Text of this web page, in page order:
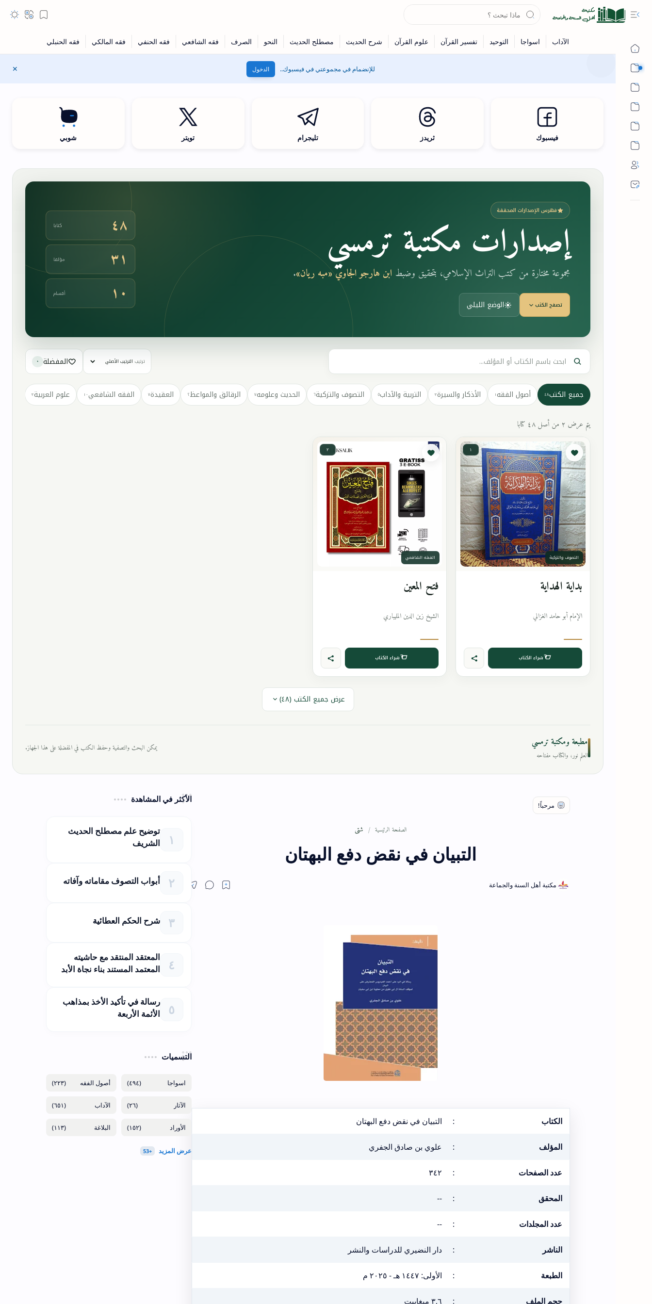
للإنضمام في مجموعتي في فيسبوك.. الدخول
فيسبوك ثريدز تليجرام تويتر شوبي
فهرس الإصدارات المحققة
إصدارات مكتبة ترمسي
مجموعة مختارة من كتب التراث الإسلامي، بتحقيق وضبط ابن هارجو الجاوي «مبه ريان».
تصفح الكتب الوضع الليلي
٤٨ كتابا
٣١ مؤلفا
١٠ أقسام
ترتيب المفضلة ٠
جميع الكتب٤٨ أصول الفقه١ الأذكار والسيرة٣ التربية والآداب٥ التصوف والتزكية٦ الحديث وعلومه٧ الرقائق والمواعظ٢ العقيدة٧ الفقه الشافعي١٠ علوم العربية٣
يتم عرض ٢ من أصل ٤٨ كتابا
١
التصوف والتزكية
بداية الهداية
الإمام أبو حامد الغزالي
شراء الكتاب
٢
الفقه الشافعي
فتح المعين
الشيخ زين الدين المليباري
شراء الكتاب
عرض جميع الكتب (٤٨)
مطبعة ومكتبة ترمسي
العلم نور، والكتاب مفتاحه
يمكن البحث والتصفية وحفظ الكتب في المفضلة على هذا الجهاز.
الصفحة الرئيسية شتى
التبيان في نقض دفع البهتان
الكتاب : التبيان في نقض دفع البهتان
المؤلف : علوي بن صادق الجفري
عدد الصفحات : ٣٤٢
المحقق :
--
عدد المجلدات :
--
الناشر : دار النضيري للدراسات والنشر
الطبعة : الأولى: ١٤٤٧ هـ - ٢٠٢٥ م
حجم الملف : ٣,٦ ميغابيت
الأكثر في المشاهدة
توضيح علم مصطلح الحديث
الشريف
أبواب التصوف مقاماته وآفاته
شرح الحكم العطائية
المعتقد المنتقد مع حاشيته
المعتمد المستند بناء نجاة الأبد
رسالة في تأكيد الأخذ بمذاهب
الأئمة الأربعة
التسميات
(٤٩٤) (٢٢٣)
(٢٦) (٦٥١)
(١٥٢) (١١٣)